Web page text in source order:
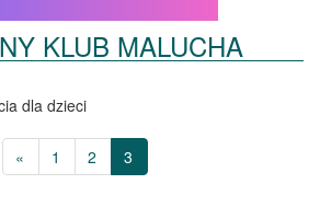
KLUB MALUCHA
dla dzieci
« 1 2 3